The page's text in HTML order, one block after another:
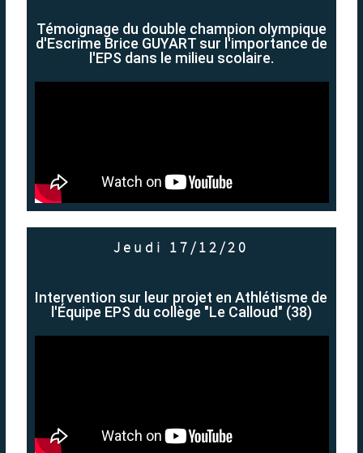
Témoignage du double champion olympique
d'Escrime Brice GUYART sur l'importance de
l'EPS dans le milieu scolaire.
Jeudi 17/12/20
Intervention sur leur projet en Athlétisme de
l'Équipe EPS du collège "Le Calloud" (38)